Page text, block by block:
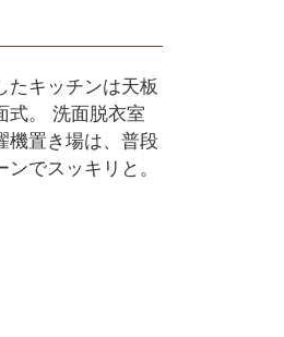
たキッチンは天板
式。 洗面脱衣室
機置き場は、普段
でスッキリと。